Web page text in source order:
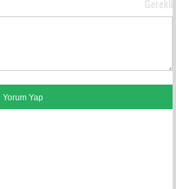
Gerekli